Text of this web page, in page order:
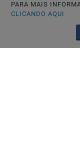
PARA MAIS
CLICANDO AQUI